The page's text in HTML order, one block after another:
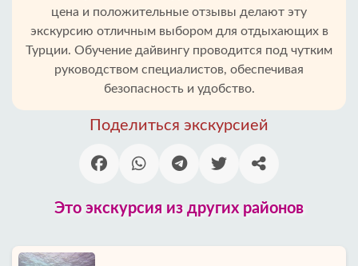
цена и положительные отзывы делают эту
экскурсию отличным выбором для отдыхающих в
Турции. Обучение дайвингу проводится под чутким
руководством специалистов, обеспечивая
безопасность и удобство.
Поделиться экскурсией
Это экскурсия из других районов